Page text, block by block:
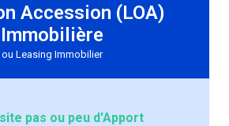
Accession (LOA)
Immobilière
ou Leasing Immobilier
pas ou peu d'Apport